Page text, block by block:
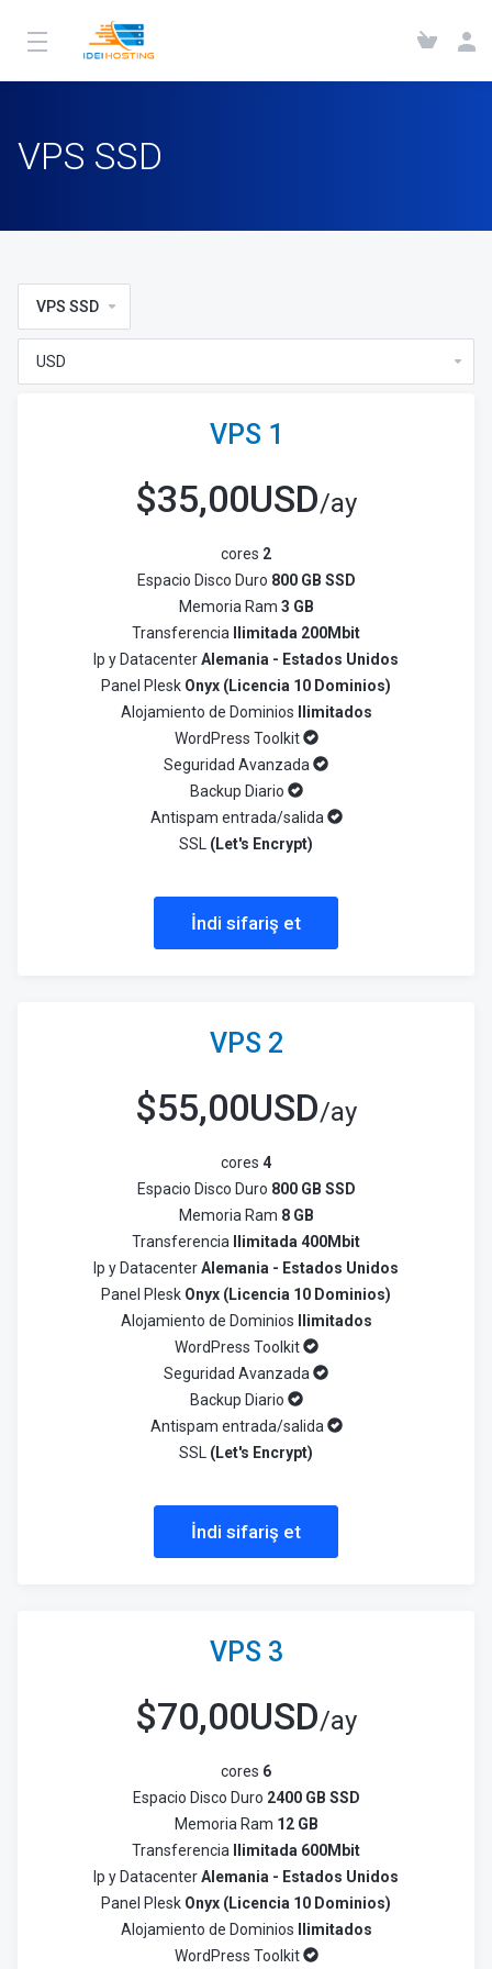
VPS SSD
VPS SSD
VPS 1
$35,00USD/ay
cores 2
Espacio Disco Duro 800 GB SSD
Memoria Ram 3 GB
Transferencia
Ilimitada 200Mbit
Ip y DatacenterAlemania - Estados Unidos
Panel Plesk Onyx (Licencia 10 Dominios)
Alojamiento de Dominios Ilimitados
WordPress Toolkit
Seguridad Avanzada
Backup Diario
Antispam entrada/salida
SSL (Let's Encrypt)
İndi sifariş et
VPS 2
$55,00USD/ay
cores 4
Espacio Disco Duro 800 GB SSD
Memoria Ram 8 GB
Transferencia
Ilimitada 400Mbit
Ip y DatacenterAlemania - Estados Unidos
Panel Plesk Onyx (Licencia 10 Dominios)
Alojamiento de Dominios Ilimitados
WordPress Toolkit
Seguridad Avanzada
Backup Diario
Antispam entrada/salida
SSL (Let's Encrypt)
İndi sifariş et
VPS 3
$70,00USD/ay
cores 6
Espacio Disco Duro 2400 GB SSD
Memoria Ram 12 GB
Transferencia
Ilimitada 600Mbit
Ip y DatacenterAlemania - Estados Unidos
Panel Plesk Onyx (Licencia 10 Dominios)
Alojamiento de Dominios Ilimitados
WordPress Toolkit